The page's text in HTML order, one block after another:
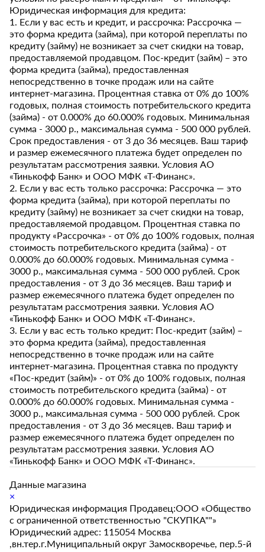
Юридическая информация для кредита:
1. Если у вас есть и кредит, и рассрочка: Рассрочка —
это форма кредита (займа), при которой переплаты по
кредиту (займу) не возникает за счет скидки на товар,
предоставляемой продавцом. Пос-кредит (займ) – это
форма кредита (займа), предоставленная
непосредственно в точке продаж или на сайте
интернет-магазина. Процентная ставка от 0% до 100%
годовых, полная стоимость потребительского кредита
(займа) - от 0.000% до 60.000% годовых. Минимальная
сумма - 3000 р., максимальная сумма - 500 000 рублей.
Срок предоставления - от 3 до 36 месяцев. Ваш тариф
и размер ежемесячного платежа будет определен по
результатам рассмотрения заявки. Условия АО
«Тинькофф Банк» и ООО МФК «Т-Финанс».
2. Если у вас есть только рассрочка: Рассрочка — это
форма кредита (займа), при которой переплаты по
кредиту (займу) не возникает за счет скидки на товар,
предоставляемой продавцом. Процентная ставка по
продукту «Рассрочка» - от 0% до 100% годовых, полная
стоимость потребительского кредита (займа) - от
0.000% до 60.000% годовых. Минимальная сумма -
3000 р., максимальная сумма - 500 000 рублей. Срок
предоставления - от 3 до 36 месяцев. Ваш тариф и
размер ежемесячного платежа будет определен по
результатам рассмотрения заявки. Условия АО
«Тинькофф Банк» и ООО МФК «Т-Финанс».
3. Если у вас есть только кредит: Пос-кредит (займ) –
это форма кредита (займа), предоставленная
непосредственно в точке продаж или на сайте
интернет-магазина. Процентная ставка по продукту
«Пос-кредит (займ)» - от 0% до 100% годовых, полная
стоимость потребительского кредита (займа) - от
0.000% до 60.000% годовых. Минимальная сумма -
3000 р., максимальная сумма - 500 000 рублей. Срок
предоставления - от 3 до 36 месяцев. Ваш тариф и
размер ежемесячного платежа будет определен по
результатам рассмотрения заявки. Условия АО
«Тинькофф Банк» и ООО МФК «Т-Финанс».
Данные магазина
×
Юридическая информация Продавец:ООО «Общество
с ограниченной ответственностью "СКУПКА""»
Юридический адрес: 115054 Москва
,вн.тер.г.Муниципальный округ Замоскворечье, пер.5-й